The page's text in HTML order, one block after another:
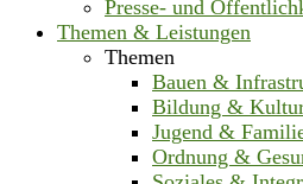
Presse- und
Themen & Leistungen
Themen
Bauen &
Bildung &
Jugend &
Ordnung &